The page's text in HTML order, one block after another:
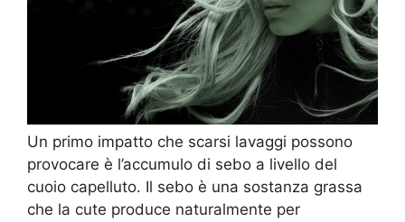
Un primo impatto che scarsi lavaggi possono
provocare è l’accumulo di sebo a livello del
cuoio capelluto. Il sebo è una sostanza grassa
che la cute produce naturalmente per